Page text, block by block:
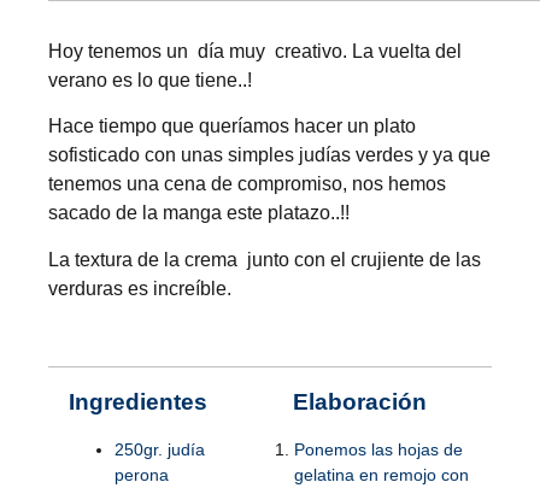
Hoy tenemos un día muy creativo. La vuelta del
verano es lo que tiene..!
Hace tiempo que queríamos hacer un plato
sofisticado con unas simples judías verdes y ya que
tenemos una cena de compromiso, nos hemos
sacado de la manga este platazo..!!
La textura de la crema junto con el crujiente de las
verduras es increíble.
Ingredientes
250gr. judía
perona
Elaboración
Ponemos las hojas de
gelatina en remojo con